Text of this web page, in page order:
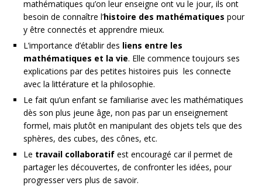
mathématiques qu’on leur enseigne ont vu le jour, ils ont
besoin de connaître l’histoire des mathématiques pour
y être connectés et apprendre mieux.
L’importance d’établir des liens entre les
mathématiques et la vie. Elle commence toujours ses
explications par des petites histoires puis les connecte
avec la littérature et la philosophie.
Le fait qu’un enfant se familiarise avec les mathématiques
dès son plus jeune âge, non pas par un enseignement
formel, mais plutôt en manipulant des objets tels que des
sphères, des cubes, des cônes, etc.
Le travail collaboratif est encouragé car il permet de
partager les découvertes, de confronter les idées, pour
progresser vers plus de savoir.